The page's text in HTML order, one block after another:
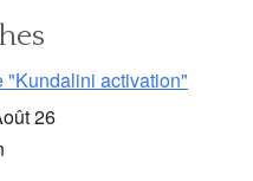
"Kundalini activation"
26